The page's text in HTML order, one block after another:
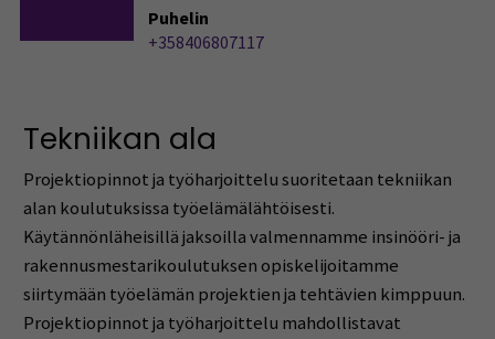
Puhelin
+358406807117
Tekniikan ala
Projektiopinnot ja työharjoittelu suoritetaan tekniikan
alan koulutuksissa työelämälähtöisesti.
Käytännönläheisillä jaksoilla valmennamme insinööri- ja
rakennusmestarikoulutuksen opiskelijoitamme
siirtymään työelämän projektien ja tehtävien kimppuun.
Projektiopinnot ja työharjoittelu mahdollistavat